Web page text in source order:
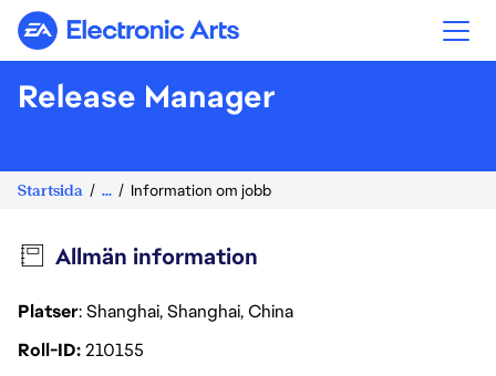
Electronic Arts
Release Manager
Startsida ... Information om jobb
Allmän information
Platser: Shanghai, Shanghai, China
Roll-ID210155